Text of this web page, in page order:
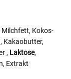
Kokos-
Kakaobutter,
, Laktose,
Extrakt